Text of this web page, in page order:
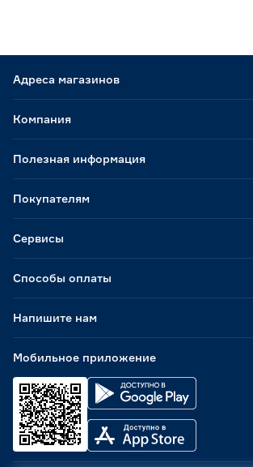
Адреса магазинов
Способы оплаты
Мобильное приложение
Компания
Полезная информация
Покупателям
Сервисы
Напишите нам